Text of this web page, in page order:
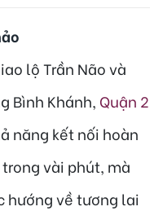
lộ Trần Não và
Bình Khánh, Quận 2
năng kết nối hoàn
vài phút, mà
hướng về tương lai